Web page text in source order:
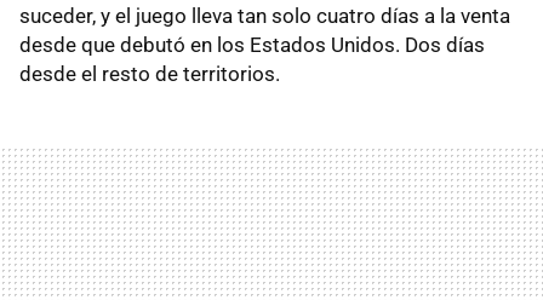
suceder, y el juego lleva tan solo cuatro días a la venta
desde que debutó en los Estados Unidos. Dos días
desde el resto de territorios.